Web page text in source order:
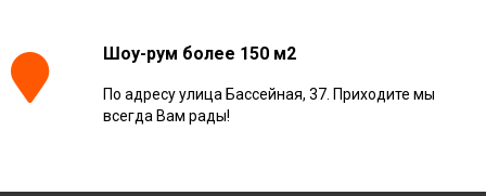
Шоу-рум более 150 м2
По адресу улица Бассейная, 37. Приходите мы
всегда Вам рады!